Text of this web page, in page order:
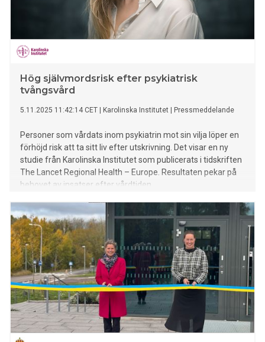
Hög självmordsrisk efter psykiatrisk
tvångsvård
5.11.2025 11:42:14 CET Karolinska Institutet Pressmeddelande
Personer som vårdats inom psykiatrin mot sin vilja löper en
förhöjd risk att ta sitt liv efter utskrivning. Det visar en ny
studie från Karolinska Institutet som publicerats i tidskriften
The Lancet Regional Health – Europe. Resultaten pekar på
behovet av insatser efter vårdtiden.